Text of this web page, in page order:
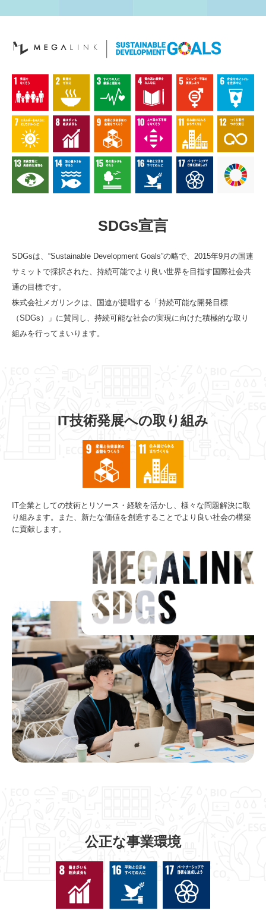
SDGs宣言
SDGsは、“Sustainable Development Goals”の略で、2015年9月の国連
サミットで採択された、持続可能でより良い世界を目指す国際社会共
通の目標です。
株式会社メガリンクは、国連が提唱する「持続可能な開発目標
（SDGs）」に賛同し、持続可能な社会の実現に向けた積極的な取り
組みを行ってまいります。
IT技術発展への取り組み
IT企業としての技術とリソース・経験を活かし、様々な問題解決に取
り組みます。また、新たな価値を創造することでより良い社会の構築
に貢献します。
公正な事業環境